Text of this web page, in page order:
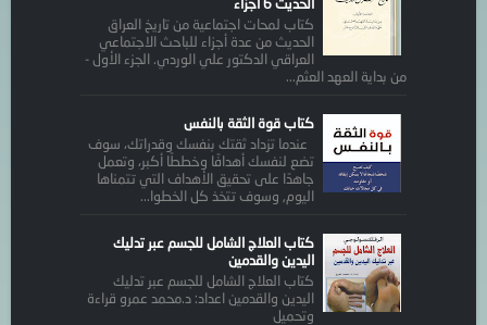
الحديث 6 اجزاء
كتاب لمحات اجتماعية من تاريخ العراق
الحديث من عدة أجزاء للباحث الاجتماعي
العراقي الدكتور علي الوردي. الجزء الأول -
من بداية العهد العثم...
كتاب قوة الثقة بالنفس
عندما تزداد ثقتك بنفسك وقدراتك، سوف
تضع لنفسك أهدافًا وخططًا أكبر، وتعمل
جاهدًا على تحقيق الأهداف التي تتمناها
اليوم, وسوف تتخذ كل الخطوا...
كتاب العلاج الشامل للجسم عبر تدليك
اليدين والقدمين
كتاب العلاج الشامل للجسم عبر تدليك
اليدين والقدمين اعداد: د.محمد عمرو قراءة
وتحميل